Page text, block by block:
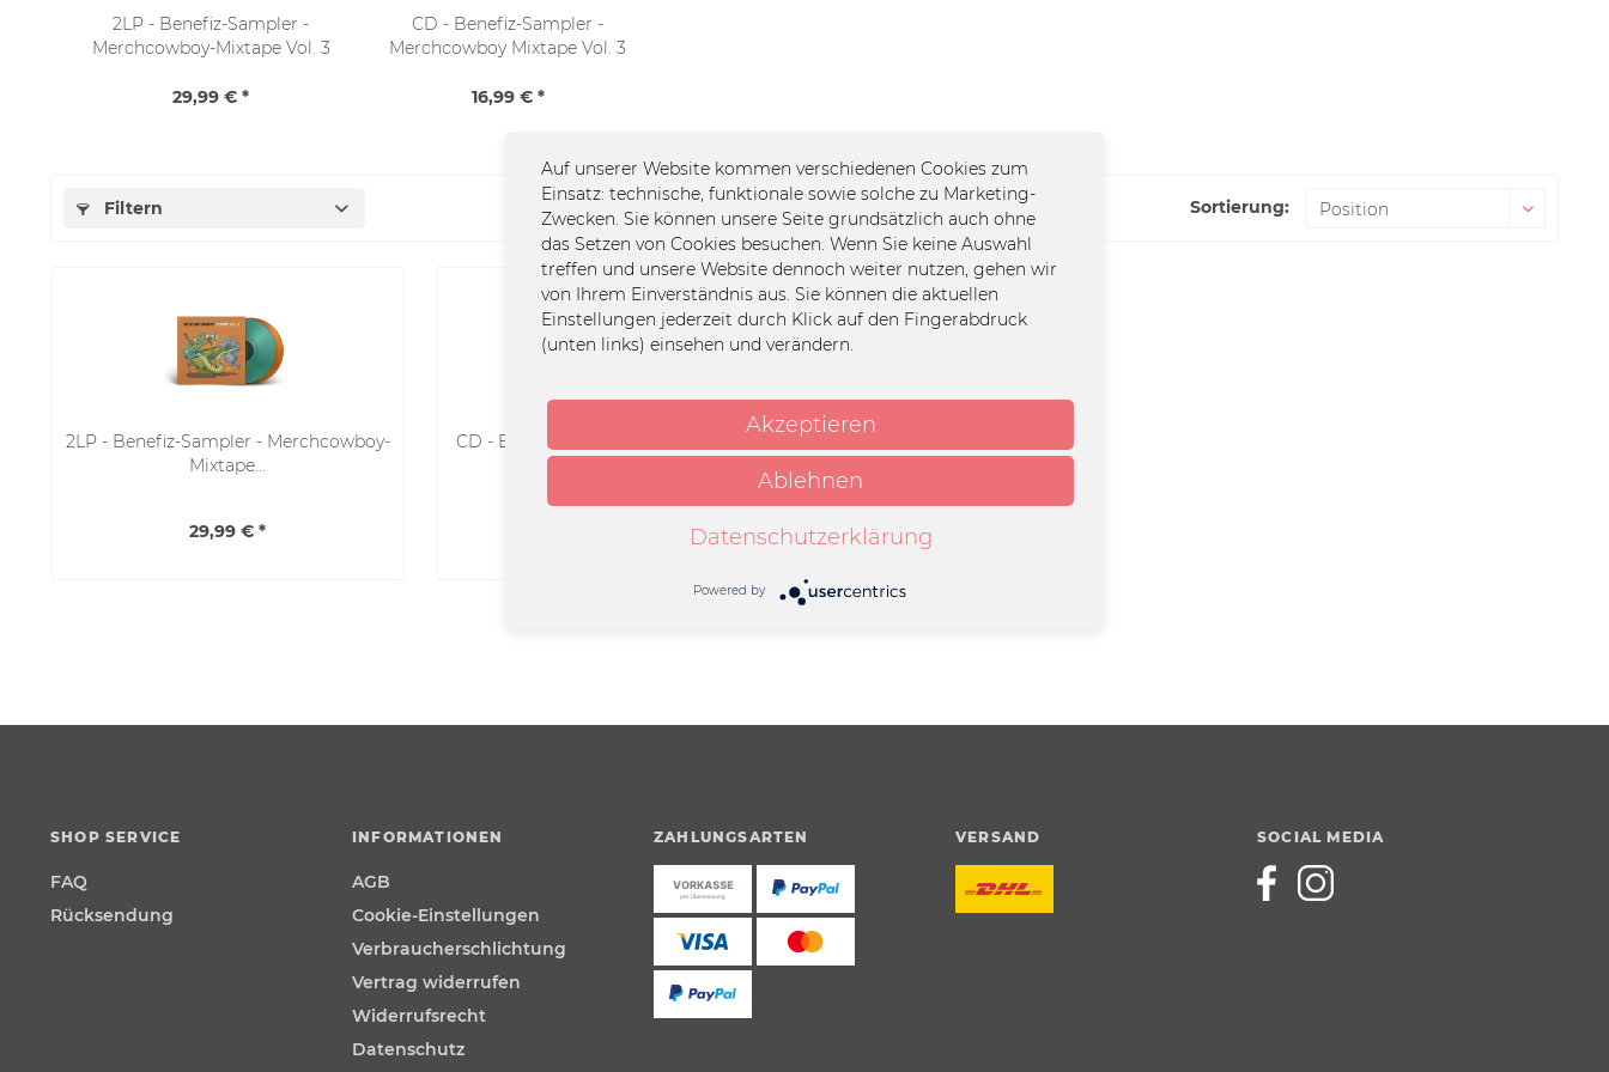
2LP - Benefiz-Sampler -
Merchcowboy-Mixtape Vol. 3
29,99 € *
CD - Benefiz-Sampler -
Merchcowboy Mixtape Vol. 3
16,99 € *
Filtern Sortierung:
2LP - Benefiz-Sampler - Merchcowboy-
Mixtape...
29,99 € *
CD - Benefiz-Sampler - Merchcowboy
SHOP SERVICE
FAQ
Rücksendung
INFORMATIONEN
AGB
Cookie-Einstellungen
Verbraucherschlichtung
Vertrag widerrufen
Widerrufsrecht
Datenschutz
ZAHLUNGSARTEN VERSAND SOCIAL MEDIA
Auf unserer Website kommen verschiedenen Cookies zum
Einsatz: technische, funktionale sowie solche zu Marketing-
Zwecken. Sie können unsere Seite grundsätzlich auch ohne
das Setzen von Cookies besuchen. Wenn Sie keine Auswahl
treffen und unsere Website dennoch weiter nutzen, gehen wir
von Ihrem Einverständnis aus. Sie können die aktuellen
Einstellungen jederzeit durch Klick auf den Fingerabdruck
(unten links) einsehen und verändern.
Akzeptieren
Ablehnen
Datenschutzerklärung
Powered by